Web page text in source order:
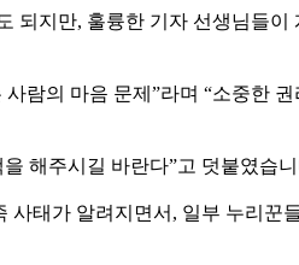
되지만, 훌륭한 기자 선생님들이
람의 마음 문제”라며 “소중한
해주시길 바란다”고 덧붙였습
태가 알려지면서, 일부 누리꾼